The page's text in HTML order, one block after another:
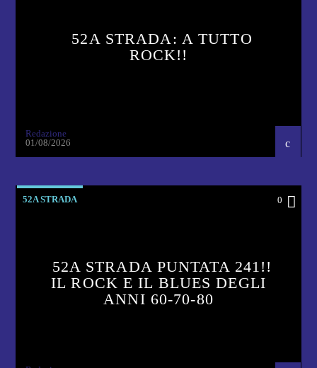
52A STRADA: A TUTTO
ROCK!!
Redazione
01/08/2026
52A STRADA 0
52A STRADA PUNTATA 241!!
IL ROCK E IL BLUES DEGLI
ANNI 60-70-80